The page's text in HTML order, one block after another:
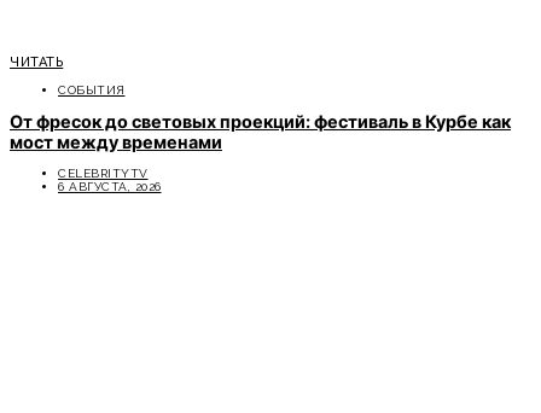
ЧИТАТЬ
СОБЫТИЯ
От фресок до световых проекций: фестиваль в Курбе как
мост между временами
CELEBRITYTV
6 АВГУСТА, 2026